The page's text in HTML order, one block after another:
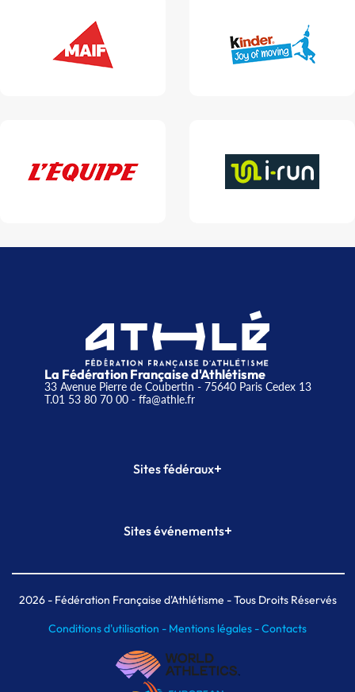
La Fédération Française d'Athlétisme
33 Avenue Pierre de Coubertin - 75640 Paris Cedex 13
T.01 53 80 70 00- ffa@athle.fr
Sites fédéraux+
Plateforme Formation
Sites événements+
Meeting de Paris indoor
MAIF Ekiden de Paris
2026- Fédération Française d'Athlétisme - Tous Droits Réservés
Conditions d'utilisation - Mentions légales -Contacts